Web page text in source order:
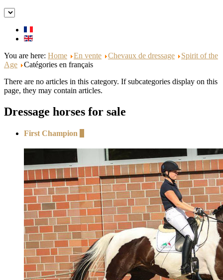
You are here: Home En vente Chevaux de dressage
Spirit of the
Age
Catégories en français
There are no articles in this category. If subcategories display on this
page, they may contain articles.
Dressage horses for sale
First Champion